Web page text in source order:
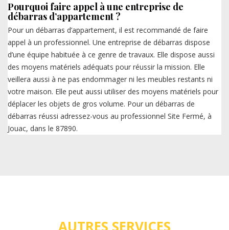
Pourquoi faire appel à une entreprise de
débarras d’appartement ?
Pour un débarras d’appartement, il est recommandé de faire
appel à un professionnel. Une entreprise de débarras dispose
d’une équipe habituée à ce genre de travaux. Elle dispose aussi
des moyens matériels adéquats pour réussir la mission. Elle
veillera aussi à ne pas endommager ni les meubles restants ni
votre maison. Elle peut aussi utiliser des moyens matériels pour
déplacer les objets de gros volume. Pour un débarras de
débarras réussi adressez-vous au professionnel Site Fermé, à
Jouac, dans le 87890.